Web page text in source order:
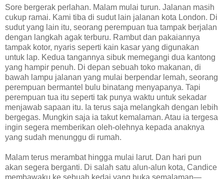
Sore bergerak perlahan. Malam mulai turun. Jalanan masih
cukup ramai. Kami tiba di sudut lain jalanan kota London. Di
sudut yang lain itu, seorang perempuan tua tampak berjalan
dengan langkah agak terburu. Rambut dan pakaiannya
tampak kotor, nyaris seperti kain kasar yang digunakan
untuk lap. Kedua tangannya sibuk memegangi dua kantong
yang hampir penuh. Di depan sebuah toko makanan, di
bawah lampu jalanan yang mulai berpendar lemah, seorang
perempuan bermantel bulu binatang menyapanya. Tapi
perempuan tua itu seperti tak punya waktu untuk sekadar
menjawab sapaan itu. Ia terus saja melangkah dengan lebih
bergegas. Mungkin saja ia takut kemalaman. Atau ia tergesa
ingin segera memberikan oleh-olehnya kepada anaknya
yang sudah menunggu di rumah.
Malam terus merambat hingga mulai larut. Dan hari pun
akan segera berganti. Di salah satu alun-alun kota, Candice
membawaku ke sebuah kedai yang buka semalaman—